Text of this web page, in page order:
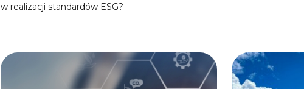
w realizacji standardów ESG?